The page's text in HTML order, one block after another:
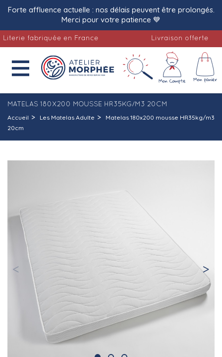
Forte affluence actuelle : nos délais peuvent être prolongés.
Merci pour votre patience 💙
fabriquée en France Livraison offerte

MATELAS 180X200 MOUSSE HR35KG/M3 20CM
Accueil Les Matelas Adulte
Matelas 180x200 mousse HR35kg/m3
20cm